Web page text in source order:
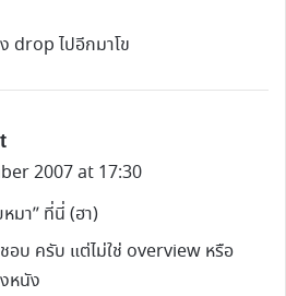
drop ไปอีกมาโข
a
:
2007 at 17:30
หมา” ที่นี่ (ฮา)
อบ ครับ แต่ไม่ใช่ overview หรือ
หนัง